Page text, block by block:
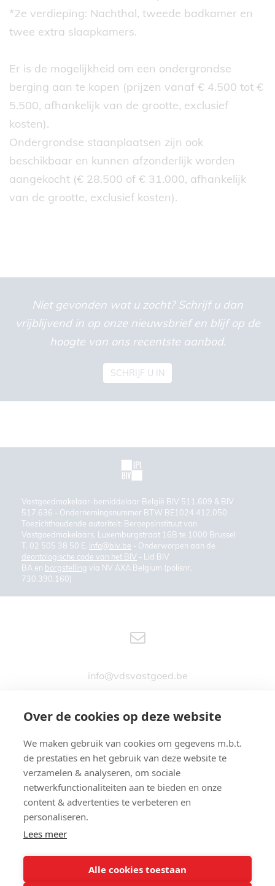
*2e verdieping: Nachthal, tweede badkamer en
twee extra slaapkamers.
Er is de mogelijkheid om een ondergrondse
berging aan te kopen (prijzen vanaf € 4.500 tot €
5.500, afhankelijk van de grootte, exclusief
kosten).
Ondergrondse staanplaatsen zijn ook
beschikbaar en kunnen afzonderlijk worden
aangekocht (€ 28.500 of € 31.000, afhankelijk
van de grootte, exclusief kosten).
Niet gevonden wat u zocht? Schrijf u dan
vrijblijvend in op onze nieuwsbrief en blijf op de
hoogte van ons recentste aanbod.
SCHRIJF U IN
Vastgoedmakelaar-bemiddelaar België BIV 511.609 & BIV
517.636 - Ondernemingsnummer BTW BE1024.412.050
Toezichthoudende autoriteit: Beroepsinstituut van
Vastgoedmakelaars, Luxemburgstraat 16B te 1000 Brussel
T. 02 505 38 50 E. info@biv.be - Onderworpen aan de
deontologische code van het BIV - Lid BIV
BA en borgstelling via NV AXA Belgium (polisnr.
730.390.160)
info@vdsvastgoed.be
Stationsstraat 76
9890 GAVERE
Over de cookies op deze website
We maken gebruik van cookies om gegevens m.b.t.
de prestaties en het gebruik van deze website te
verzamelen & analyseren, om sociale
netwerkfunctionaliteiten aan te bieden en onze
content & advertenties te verbeteren en
personaliseren.
Lees meer
Alle cookies toestaan